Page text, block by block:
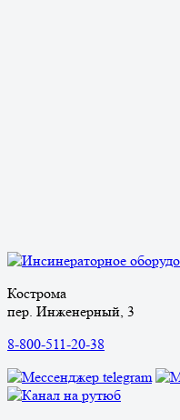
Кострома
пер. Инженерный, 3
8-800-511-20-38